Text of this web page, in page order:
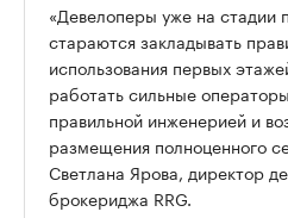
00:00
«Девелоперы уже на стадии
стараются закладывать
использования первых
работать сильные
правильной инженерией и
размещения полноценного
Светлана Ярова, директор
брокериджа RRG.